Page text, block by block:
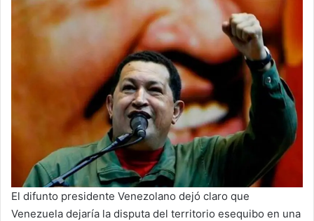
El difunto presidente Venezolano dejó claro que
Venezuela dejaría la disputa del territorio esequibo en una